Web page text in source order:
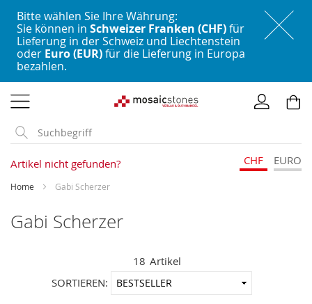
Bitte wählen Sie Ihre Währung:
Sie können in Schweizer Franken (CHF)für
Lieferung in der Schweiz und Liechtenstein
oder Euro (EUR)für die Lieferung in Europa
bezahlen.
zum
Inhalt
Artikel nicht gefunden? CHF EURO
Home Gabi Scherzer
Gabi Scherzer
18 Artikel
SORTIEREN: